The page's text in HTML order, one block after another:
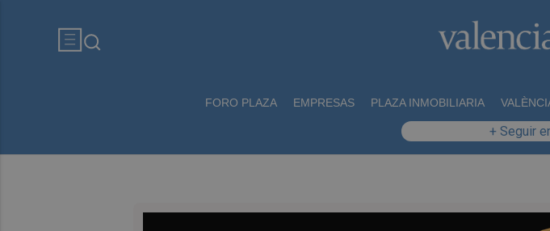
FORO PLAZA EMPRESAS PLAZA INMOBILIARIA
+ Seguir